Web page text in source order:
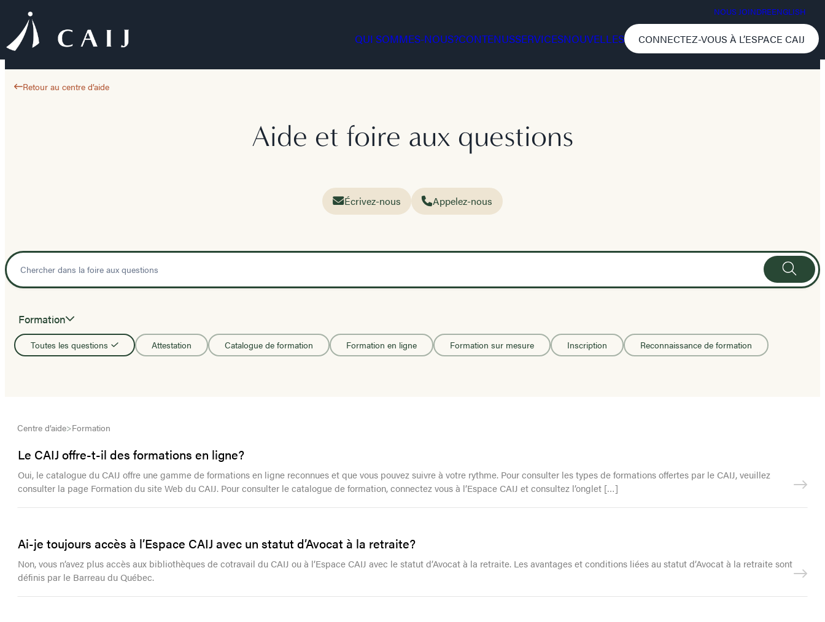
NOUS JOINDREENGLISH
QUI SOMMES-NOUS?CONTENUSSERVICESNOUVELLES CONNECTEZ-VOUS À L’ESPACE CAIJ
Retour au centre d’aide
Aide et foire aux questions
Écrivez-nous Appelez-nous
Formation
Toutes les questions Attestation Catalogue de formation Formation en ligne Formation sur mesure Inscription Reconnaissance de formation
Centre d’aide>Formation
Le CAIJ offre-t-il des formations en ligne?
Oui, le catalogue du CAIJ offre une gamme de formations en ligne reconnues et que vous pouvez suivre à votre rythme. Pour consulter les types de formations offertes par le CAIJ, veuillez
consulter la page Formation du site Web du CAIJ. Pour consulter le catalogue de formation, connectez vous à l’Espace CAIJ et consultez l’onglet […]
Ai-je toujours accès à l’Espace CAIJ avec un statut d’Avocat à la retraite?
Non, vous n’avez plus accès aux bibliothèques de cotravail du CAIJ ou à l’Espace CAIJ avec le statut d’Avocat à la retraite. Les avantages et conditions liées au statut d’Avocat à la retraite sont
définis par le Barreau du Québec.